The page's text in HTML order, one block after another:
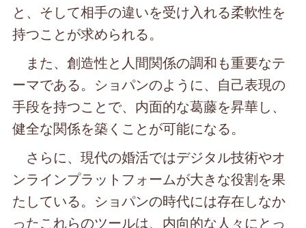
と、そして相手の違いを受け入れる柔軟性を
持つことが求められる。
また、創造性と人間関係の調和も重要なテ
ーマである。ショパンのように、自己表現の
手段を持つことで、内面的な葛藤を昇華し、
健全な関係を築くことが可能になる。
さらに、現代の婚活ではデジタル技術やオ
ンラインプラットフォームが大きな役割を果
たしている。ショパンの時代には存在しなか
ったこれらのツールは、内向的な人々にとっ